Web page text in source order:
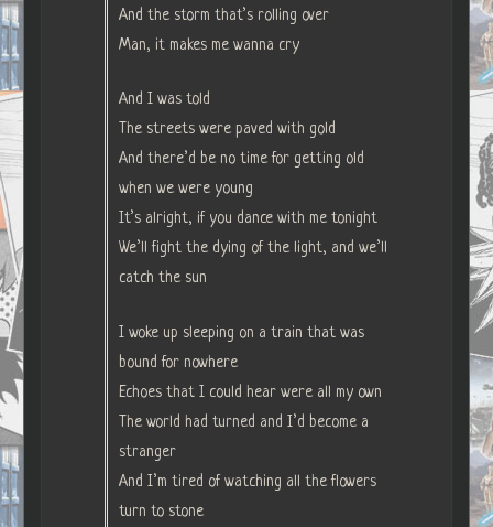
And the storm that’s rolling over
Man, it makes me wanna cry
And I was told
The streets were paved with gold
And there’d be no time for getting old
when we were young
It’s alright, if you dance with me tonight
We’ll fight the dying of the light, and we’ll
catch the sun
I woke up sleeping on a train that was
bound for nowhere
Echoes that I could hear were all my own
The world had turned and I’d become a
stranger
And I’m tired of watching all the flowers
turn to stone